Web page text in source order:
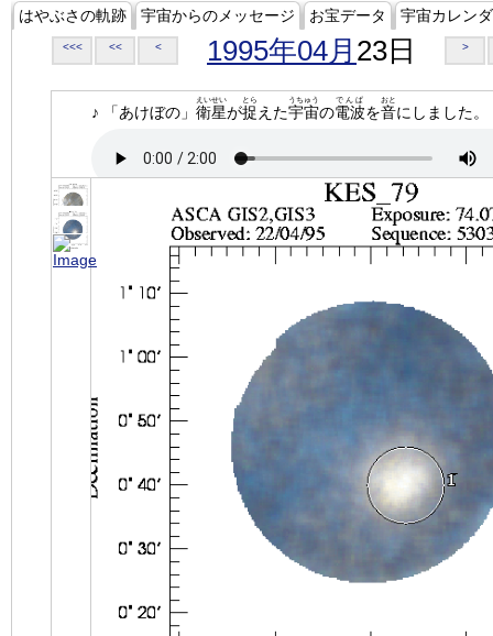
はやぶさの軌跡 宇宙からのメッセージ お宝データ 宇宙カレン
<<< << < 1995年04月 23日 >
♪ 「あけぼの」 衛星
えいせい
が捉
とら
えた宇宙
うちゅう
の電波
でんぱ
を音
おと
にしました。